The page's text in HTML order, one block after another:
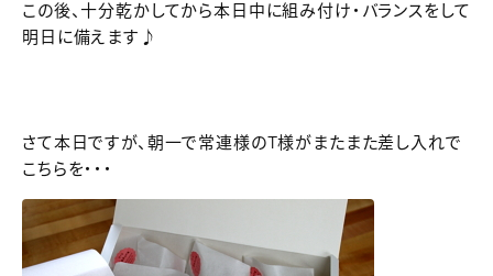
この後、十分乾かしてから本日中に組み付け・バランスをして
明日に備えます♪
さて本日ですが、朝一で常連様のT様がまたまた差し入れで
こちらを・・・